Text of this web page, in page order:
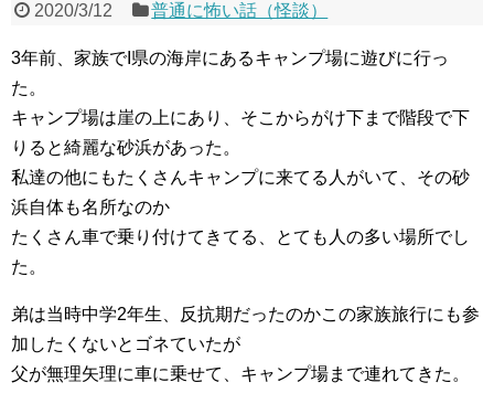
2020/3/12 普通に怖い話（怪談）
3年前、家族でI県の海岸にあるキャンプ場に遊びに行っ
た。
キャンプ場は崖の上にあり、そこからがけ下まで階段で下
りると綺麗な砂浜があった。
私達の他にもたくさんキャンプに来てる人がいて、その砂
浜自体も名所なのか
たくさん車で乗り付けてきてる、とても人の多い場所でし
た。
弟は当時中学2年生、反抗期だったのかこの家族旅行にも参
加したくないとゴネていたが
父が無理矢理に車に乗せて、キャンプ場まで連れてきた。